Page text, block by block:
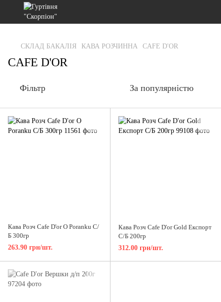
gtag('js', new Date()); gtag('config', 'G-RFXCKGNRF7');
СКЛАД БАКАЛІЯ КАВА РОЗЧИННА CAFE D'OR
CAFE D'OR
Фільтр За популярністю
Кава Розч Cafe D'or O Poranku С/
Б 300гр
263.90 грн/шт.
Кава Розч Cafe D'or Gold Експорт
С/Б 200гр
312.00 грн/шт.